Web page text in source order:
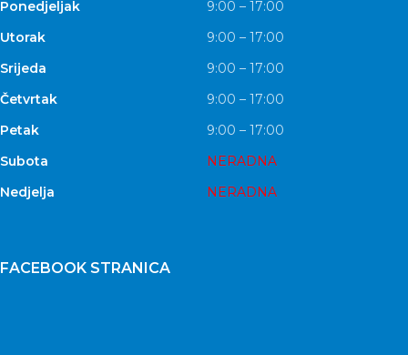
Ponedjeljak
9:00 – 17:00
Utorak
9:00 – 17:00
Srijeda
9:00 – 17:00
Četvrtak
9:00 – 17:00
Petak
9:00 – 17:00
Subota
NERADNA
Nedjelja
NERADNA
FACEBOOK STRANICA